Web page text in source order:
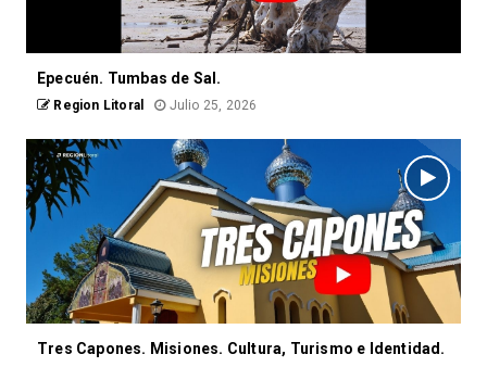
Epecuén. Tumbas de Sal.
Region Litoral Julio 25, 2026
Tres Capones. Misiones. Cultura, Turismo e Identidad.